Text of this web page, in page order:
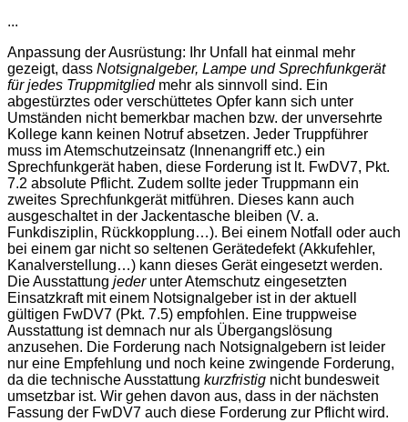
...
Anpassung der Ausrüstung: Ihr Unfall hat einmal mehr
gezeigt, dass Notsignalgeber, Lampe und Sprechfunkgerät
für jedes Truppmitgliedmehr als sinnvoll sind. Ein
abgestürztes oder verschüttetes Opfer kann sich unter
Umständen nicht bemerkbar machen bzw. der unversehrte
Kollege kann keinen Notruf absetzen. Jeder Truppführer
muss im Atemschutzeinsatz (Innenangriff etc.) ein
Sprechfunkgerät haben, diese Forderung ist lt. FwDV7, Pkt.
7.2 absolute Pflicht. Zudem sollte jeder Truppmann ein
zweites Sprechfunkgerät mitführen. Dieses kann auch
ausgeschaltet in der Jackentasche bleiben (V. a.
Funkdisziplin, Rückkopplung…). Bei einem Notfall oder auch
bei einem gar nicht so seltenen Gerätedefekt (Akkufehler,
Kanalverstellung…) kann dieses Gerät eingesetzt werden.
Die Ausstattung jederunter Atemschutz eingesetzten
Einsatzkraft mit einem Notsignalgeber ist in der aktuell
gültigen FwDV7 (Pkt. 7.5) empfohlen. Eine truppweise
Ausstattung ist demnach nur als Übergangslösung
anzusehen. Die Forderung nach Notsignalgebern ist leider
nur eine Empfehlung und noch keine zwingende Forderung,
da die technische Ausstattung kurzfristig nicht bundesweit
umsetzbar ist. Wir gehen davon aus, dass in der nächsten
Fassung der FwDV7 auch diese Forderung zur Pflicht wird.